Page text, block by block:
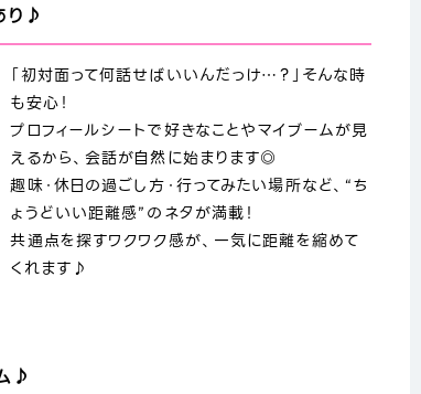
り♪
「初対面って何話せばいいんだっけ…？」そんな時
も安心！
プロフィールシートで好きなことやマイブームが見
えるから、会話が自然に始まります◎
趣味・休日の過ごし方・行ってみたい場所など、“ち
ょうどいい距離感”のネタが満載！
共通点を探すワクワク感が、一気に距離を縮めて
くれます♪
♪